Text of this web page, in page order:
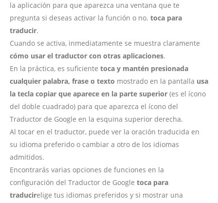
la aplicación para que aparezca una ventana que te
pregunta si deseas activar la función o no. toca para
traducir.
Cuando se activa, inmediatamente se muestra claramente
cómo usar el traductor con otras aplicaciones.
En la práctica, es suficiente toca y mantén presionada
cualquier palabra, frase o texto mostrado en la pantalla usa
la tecla copiar que aparece en la parte superior (es el ícono
del doble cuadrado) para que aparezca el ícono del
Traductor de Google en la esquina superior derecha.
Al tocar en el traductor, puede ver la oración traducida en
su idioma preferido o cambiar a otro de los idiomas
admitidos.
Encontrarás varias opciones de funciones en la
configuración del Traductor de Google toca para
traducirelige tus idiomas preferidos y si mostrar una